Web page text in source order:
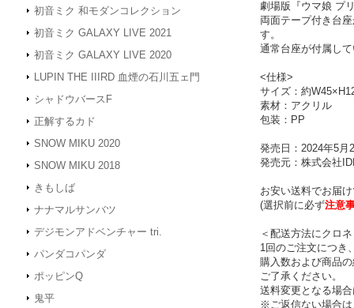
初音ミク 和モダンコレクション
初音ミク GALAXY LIVE 2021
初音ミク GALAXY LIVE 2020
LUPIN THE IIIRD 血煙の石川五ェ門
シャドウバースF
正解するカド
SNOW MIKU 2020
SNOW MIKU 2018
きもしば
ナナマルサンバツ
デジモンアドベンチャー tri.
パンダコパンダ
ポッピンQ
鬼平
劇場版『ウマ娘 プ
両面テープ付き台
す。
通常台座が付属し
<仕様>
サイズ：約
素材：アクリル
包装：PP
発売日：2024年5月
発売元：株式会社
お安い送料でお届
(選択前に必ず注意
＜配送方法にクロ
1回のご注文につき
購入数および商品
ご了承ください。
送料変更となる場
※ご返信ない場合は